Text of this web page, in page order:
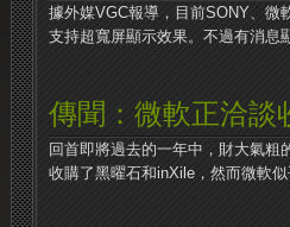
據外媒VGC報導，目前SONY、微
支持超寬屏顯示效果。不過有消息
傳聞：微軟正洽談
回首即將過去的一年中，財大氣
收購了黑曜石和inXile，然而微軟